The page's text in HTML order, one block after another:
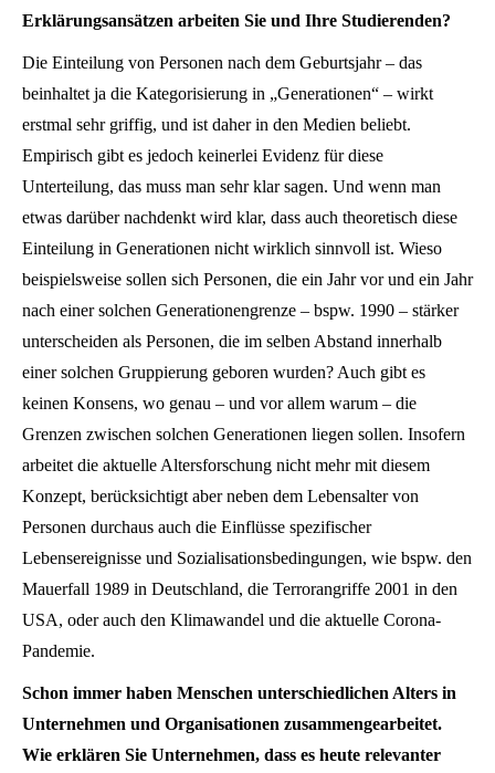
Erklärungsansätzen arbeiten Sie und Ihre Studierenden?
Die Einteilung von Personen nach dem Geburtsjahr – das
beinhaltet ja die Kategorisierung in „Generationen“ – wirkt
erstmal sehr griffig, und ist daher in den Medien beliebt.
Empirisch gibt es jedoch keinerlei Evidenz für diese
Unterteilung, das muss man sehr klar sagen. Und wenn man
etwas darüber nachdenkt wird klar, dass auch theoretisch diese
Einteilung in Generationen nicht wirklich sinnvoll ist. Wieso
beispielsweise sollen sich Personen, die ein Jahr vor und ein Jahr
nach einer solchen Generationengrenze – bspw. 1990 – stärker
unterscheiden als Personen, die im selben Abstand innerhalb
einer solchen Gruppierung geboren wurden? Auch gibt es
keinen Konsens, wo genau – und vor allem warum – die
Grenzen zwischen solchen Generationen liegen sollen. Insofern
arbeitet die aktuelle Altersforschung nicht mehr mit diesem
Konzept, berücksichtigt aber neben dem Lebensalter von
Personen durchaus auch die Einflüsse spezifischer
Lebensereignisse und Sozialisationsbedingungen, wie bspw. den
Mauerfall 1989 in Deutschland, die Terrorangriffe 2001 in den
USA, oder auch den Klimawandel und die aktuelle Corona-
Pandemie.
Schon immer haben Menschen unterschiedlichen Alters in
Unternehmen und Organisationen zusammengearbeitet.
Wie erklären Sie Unternehmen, dass es heute relevanter